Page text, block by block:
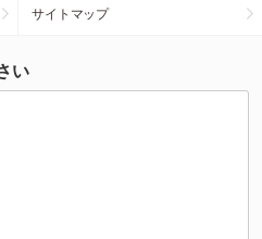
サイトマップ
い